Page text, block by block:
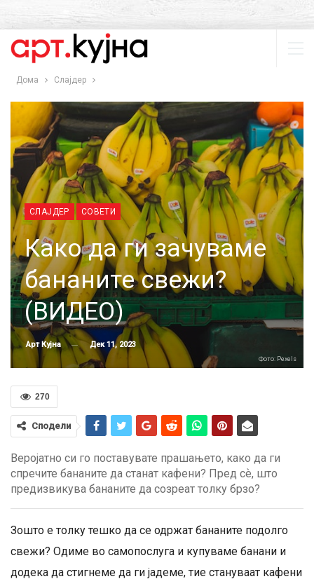
Дома Слајдер
СЛАЈДЕР СОВЕТИ
Како да ги зачуваме
бананите свежи?
(ВИДЕО)
Арт Кујна Дек 11, 2023
Фото: Pexels
270
Сподели
Веројатно си го поставувате прашањето, како да ги
спречите бананите да станат кафени? Пред сѐ, што
предизвикува бананите да созреат толку брзо?
Зошто е толку тешко да се одржат бананите подолго
свежи? Одиме во самопослуга и купуваме банани и
додека да стигнеме да ги јадеме, тие стануваат кафени